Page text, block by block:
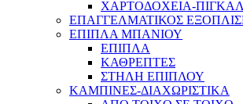
ΧΑΡΤΟΔΟΧΕΙΑ-ΠΙΓΚΑΛ
ΕΠΑΓΓΕΛΜΑΤΙΚΟΣ
ΕΠΙΠΛΑ ΜΠΑΝΙΟΥ
ΕΠΙΠΛΑ
ΚΑΘΡΕΠΤΕΣ
ΣΤΗΛΗ ΕΠΙΠΛΟΥ
ΚΑΜΠΙΝΕΣ-ΔΙΑΧΩΡΙΣΤΙΚΑ